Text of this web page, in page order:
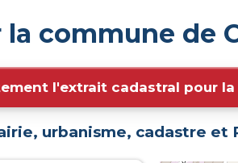
commune de
l'extrait cadastral pour
urbanisme, cadastre et